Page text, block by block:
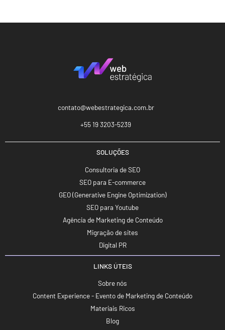
contato@webestrategica.com.br
+55 19 3203-5239
SOLUÇÕES
Consultoria de SEO
SEO para E-commerce
GEO (Generative Engine Optimization)
SEO para Youtube
Agência de Marketing de Conteúdo
Migração de sites
Digital PR
LINKS ÚTEIS
Sobre nós
Content Experience - Evento de Marketing de Conteúdo
Materiais Ricos
Blog